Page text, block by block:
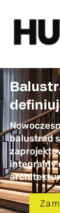
balustrad
integralny